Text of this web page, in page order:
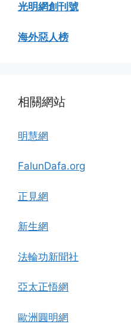
光明網創刊號
海外惡人榜
相關網站
明慧網
FalunDafa.org
正見網
新生網
法輪功新聞社
亞太正悟網
歐洲圓明網